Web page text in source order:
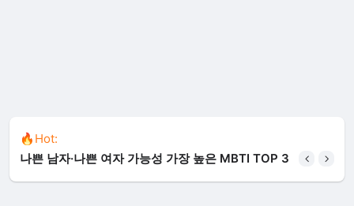
🔥Hot:
나쁜 남자·나쁜 여자 가능성 가장 높은 MBTI TOP 3